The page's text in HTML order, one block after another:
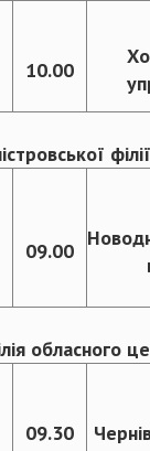
10.00
09.00
обласного
09.30